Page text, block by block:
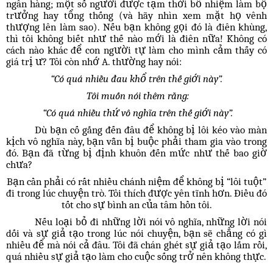
ngân hàng; một số người được tạm thời bổ nhiệm làm bộ
trưởng hay tổng thống (và hãy nhìn xem mặt họ vênh
thượng lên làm sao). Nếu bạn không gọi đó là điên khùng,
thì tôi không biết như thế nào mới là điên nữa! Không có
cách nào khác để con người tự làm cho mình cảm thấy có
giá trị ư? Tôi còn nhớ A. thường hay nói:
“Có quá nhiều đau khổ trên thế giới này”.
Tôi muốn nói thêm rằng:
“Có quá nhiều thứ vô nghĩa trên thế giới này”.
Dù bạn cố gắng đến đâu để không bị lôi kéo vào màn
kịch vô nghĩa này, bạn vẫn bị buộc phải tham gia vào trong
đó. Bạn đã từng bị định khuôn đến mức như thế bao giờ
chưa?
Bạn cần phải có rất nhiều chánh niệm để không bị “lôi tuột”
đi trong lúc chuyện trò. Tôi thích được yên tĩnh hơn. Điều đó
tốt cho sự bình an của tâm hồn tôi.
Nếu loại bỏ đi những lời nói vô nghĩa, những lời nói
dối và sự giả tạo trong lúc nói chuyện, bạn sẽ chẳng có gì
nhiều để mà nói cả đâu. Tôi đã chán ghét sự giả tạo lắm rồi,
quá nhiều sự giả tạo làm cho cuộc sống trở nên không thực.